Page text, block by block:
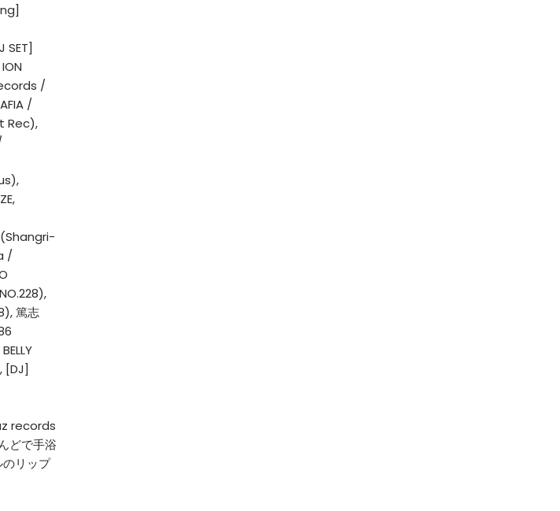
SET]
/
/
Rec),
(Shangri-
/
篤志
[DJ]
records
どで手浴
リップ